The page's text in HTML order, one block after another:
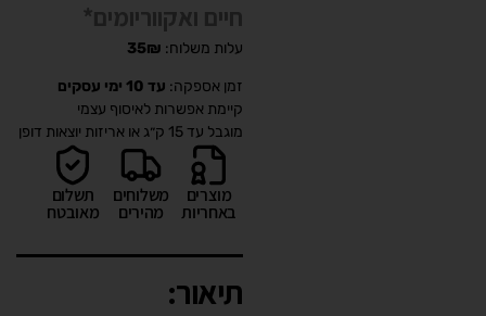
חיים ואקווריומים*
עלות משלוח: 35₪
זמן אספקה: עד 10 ימי עסקים
קיימת אפשרות לאיסוף עצמי
מוגבל עד 15 ק״ג או אריזות יוצאות דופן
מוצרים
באחריות
משלוחים
מהירים
תשלום
מאובטח
תיאור: